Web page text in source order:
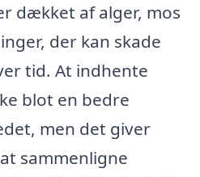
dækket af alger, mos
der kan skade
tid. At indhente
blot en bedre
men det giver
sammenligne